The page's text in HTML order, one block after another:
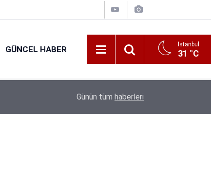
GÜNCEL HABER İstanbul
31 °C
Kıyı Emniyeti Genel Müdürlüğü 26 İşçi Alımı
Günün tüm haberleri